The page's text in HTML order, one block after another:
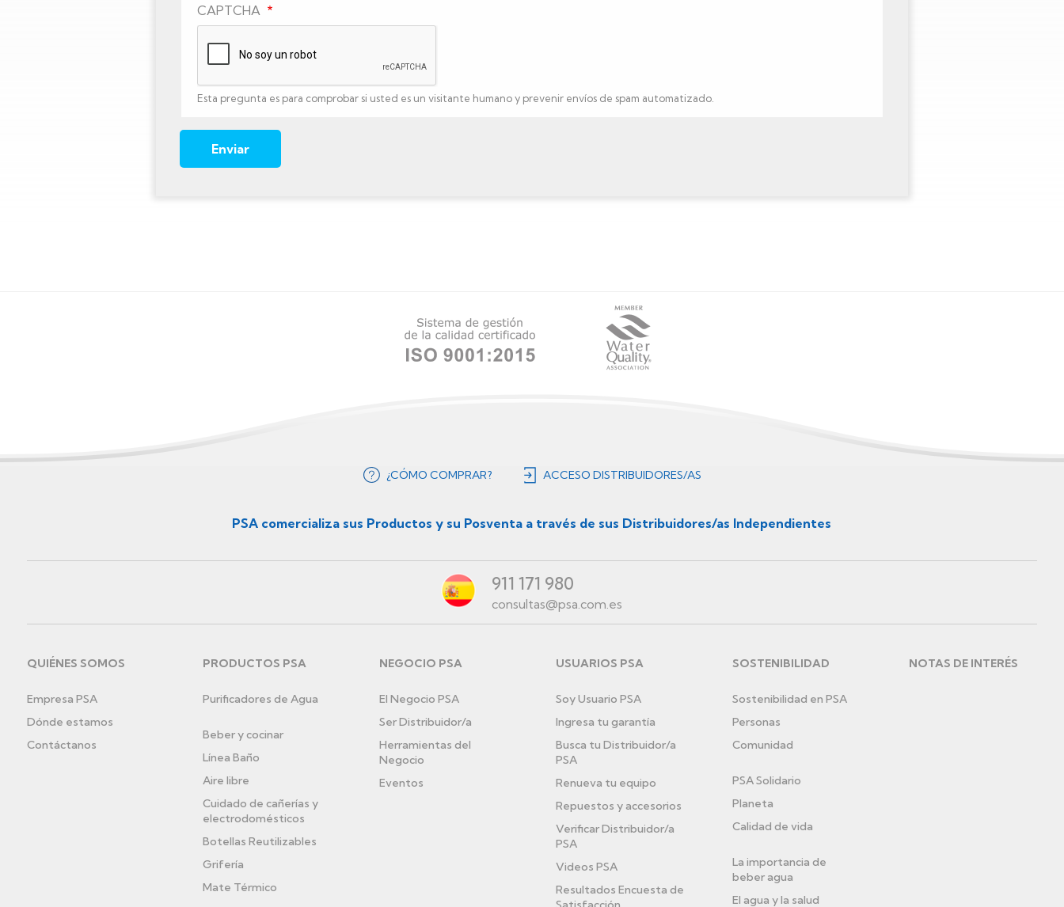
CAPTCHA
Esta pregunta es para comprobar si usted es un visitante humano y prevenir envíos de spam automatizado.
¿CÓMO COMPRAR? ACCESO DISTRIBUIDORES/AS
PSA comercializa sus Productos y su Posventa a través de sus Distribuidores/as Independientes
911 171 980
consultas@psa.com.es
pie
de
QUIÉNES SOMOS
Empresa PSA
Dónde estamos
Contáctanos
PRODUCTOS PSA
Purificadores de Agua
Beber y cocinar
Línea Baño
Aire libre
Cuidado de cañerías y
electrodomésticos
Botellas Reutilizables
Grifería
Mate Térmico
NEGOCIO PSA
El Negocio PSA
Ser Distribuidor/a
Herramientas del
Negocio
Eventos
USUARIOS PSA
Soy Usuario PSA
Ingresa tu garantía
Busca tu Distribuidor/a
PSA
Renueva tu equipo
Repuestos y accesorios
Verificar Distribuidor/a
PSA
Videos PSA
Resultados Encuesta de
SOSTENIBILIDAD
Sostenibilidad en PSA
Personas
Comunidad
PSA Solidario
Planeta
Calidad de vida
La importancia de
beber agua
El agua y la salud
NOTAS DE INTERÉS